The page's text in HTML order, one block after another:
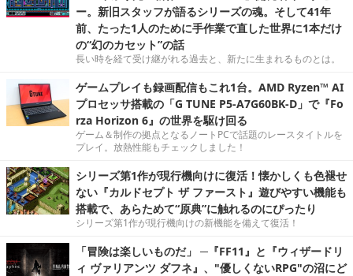
ー。新旧スタッフが語るシリーズの魂。そして41年
前、たった1人のために手作業で直した世界に1本だけ
の“幻のカセット”の話
長い時を経て受け継がれる過去と、新たに生まれるものとは。
ゲームプレイも録画配信もこれ1台。AMD Ryzen™ AI
プロセッサ搭載の「G TUNE P5-A7G60BK-D」で『Fo
rza Horizon 6』の世界を駆け回る
ゲーム＆制作の拠点となるノートPCで話題のレースタイトルを
プレイ。放熱性能もチェックしました！
シリーズ第1作が現行機向けに復活！懐かしくも色褪せ
ない『カルドセプト ザ ファースト』遊びやすい機能も
搭載で、あらためて“原典”に触れるのにぴったり
シリーズ第1作が現行機向けの新機能を備えて復活！
「冒険は楽しいものだ」 ─『FF11』と『ウィザードリ
ィ ヴァリアンツ ダフネ』、"優しくないRPG"の沼にど